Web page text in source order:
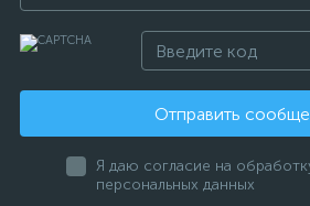
Отправить
Я даю согласие на
персональных данных